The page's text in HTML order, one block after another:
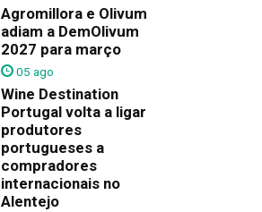
Agromillora e Olivum
adiam a DemOlivum
2027 para março
05 ago
Wine Destination
Portugal volta a ligar
produtores
portugueses a
compradores
internacionais no
Alentejo